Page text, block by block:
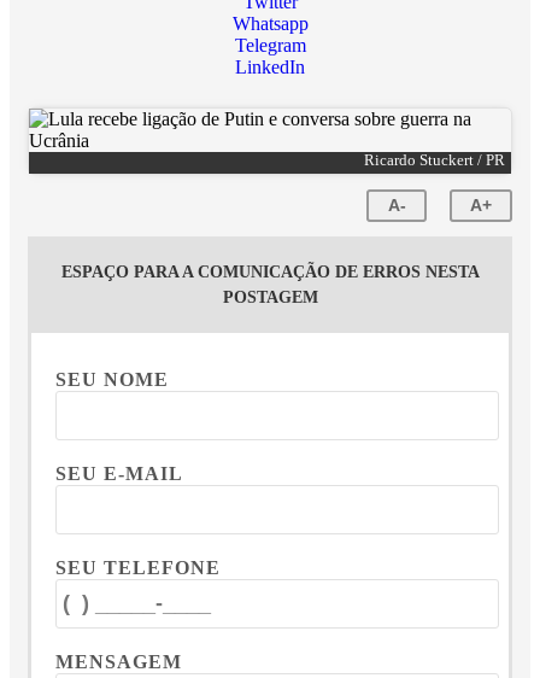
Whatsapp
Telegram
LinkedIn
Ricardo Stuckert / PR
A- A+
ESPAÇO PARA A COMUNICAÇÃO DE ERROS NESTA
POSTAGEM
SEU NOME
SEU E-MAIL
SEU TELEFONE
MENSAGEM